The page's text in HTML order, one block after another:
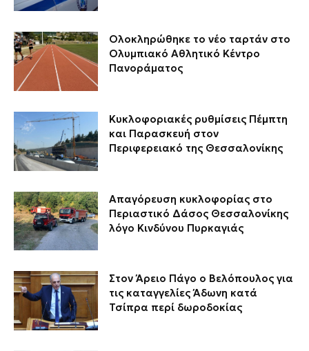
Ολοκληρώθηκε το νέο ταρτάν στο
Ολυμπιακό Αθλητικό Κέντρο
Πανοράματος
Κυκλοφοριακές ρυθμίσεις Πέμπτη
και Παρασκευή στον
Περιφερειακό της Θεσσαλονίκης
Απαγόρευση κυκλοφορίας στο
Περιαστικό Δάσος Θεσσαλονίκης
λόγο Κινδύνου Πυρκαγιάς
Στον Άρειο Πάγο ο Βελόπουλος για
τις καταγγελίες Άδωνη κατά
Τσίπρα περί δωροδοκίας